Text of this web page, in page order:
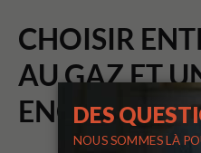
CHOISIR
AU GAZ ET